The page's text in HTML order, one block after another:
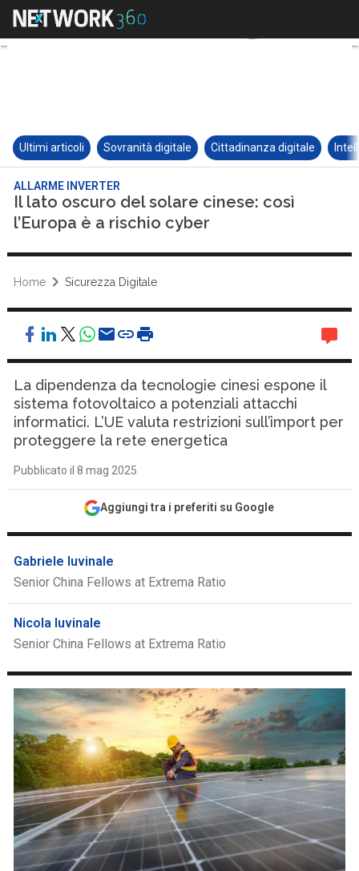
Ultimi articoli Sovranità digitale Cittadinanza digitale
ALLARME INVERTER
Il lato oscuro del solare cinese: così
l’Europa è a rischio cyber
Home Sicurezza Digitale
La dipendenza da tecnologie cinesi espone il
sistema fotovoltaico a potenziali attacchi
informatici. L’UE valuta restrizioni sull’import per
proteggere la rete energetica
Pubblicato il 8 mag 2025
Aggiungi tra i preferiti su Google
Gabriele Iuvinale
Senior China Fellows at Extrema Ratio
Nicola Iuvinale
Senior China Fellows at Extrema Ratio